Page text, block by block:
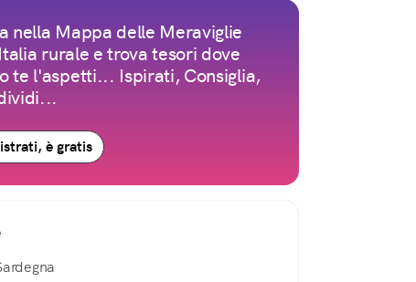
nella Mappa delle Meraviglie
rurale e trova tesori dove
te l'aspetti... Ispirati, Consiglia,
è gratis